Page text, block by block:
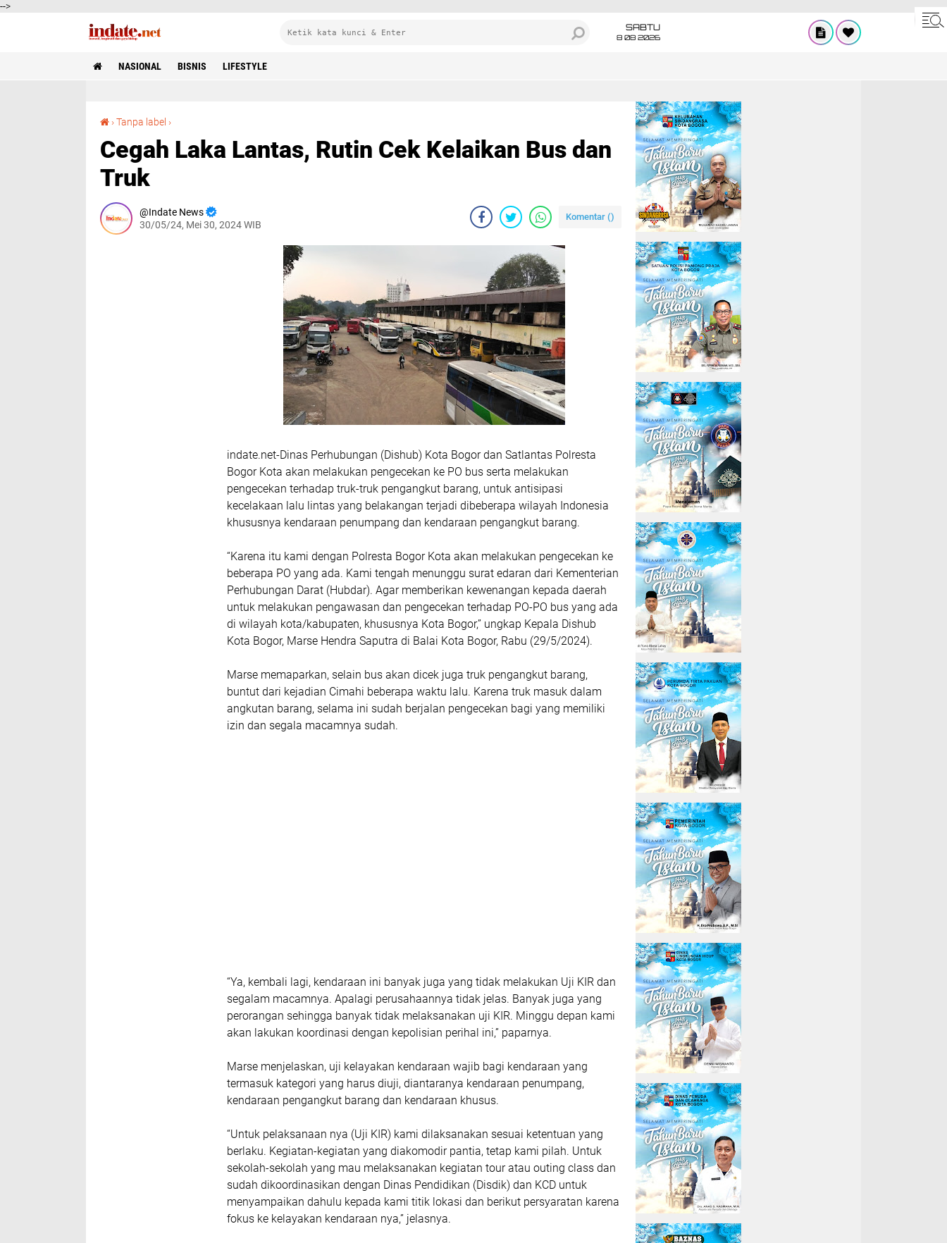
-->
SABTU
8 08 2026
NASIONAL BISNIS LIFESTYLE
›Tanpa label ›
Cegah Laka Lantas, Rutin Cek Kelaikan Bus dan
Truk
Indate News
30/05/24, Mei 30, 2024 WIB
Komentar ()
indate.net-Dinas Perhubungan (Dishub) Kota Bogor dan Satlantas Polresta
Bogor Kota akan melakukan pengecekan ke PO bus serta melakukan
pengecekan terhadap truk-truk pengangkut ba­rang, untuk antisipasi
kecelakaan lalu lintas yang belakangan terjadi dibeberapa wilayah Indonesia
khususnya kendaraan penumpang dan kendaraan pengangkut barang.
“Karena itu kami dengan Polresta Bogor Kota akan melakukan penge­­cekan ke
beberapa PO yang ada. Kami tengah menunggu surat edaran dari Kementerian
Perhubungan Darat (Hubdar). Agar memberikan kewenangan kepada daerah
untuk melakukan pengawasan dan pe­­ngecekan terhadap PO-PO bus yang ada
di wilayah kota/kabupaten, khususnya Kota Bogor,” ungkap Kepala Dishub
Kota Bogor, Marse Hendra Saputra di Balai Kota Bogor, Rabu (29/5/2024).
Marse memaparkan, selain bus akan dicek juga truk pengangkut barang,
buntut dari kejadian Cimahi beberapa waktu lalu. Karena truk masuk dalam
angkutan barang, selama ini sudah berjalan pengecekan bagi yang memiliki
izin dan segala macamnya sudah.
“Ya, kembali lagi, kendaraan ini banyak juga yang tidak melakukan Uji KIR dan
segalam macamnya. Apalagi perusahaannya tidak jelas. Banyak juga yang
perorangan sehingga ba­nyak tidak melaksanakan uji KIR. Minggu depan kami
akan lakukan koordinasi dengan kepolisian perihal ini,” paparnya.
Marse menjelaskan, uji kelayakan kendaraan wajib bagi kendaraan yang
termasuk kategori yang harus diuji, diantaranya kendaraan penumpang,
kendaraan pengangkut barang dan kendaraan khusus.
“Untuk pelaksanaan nya (Uji KIR) kami dilaksanakan sesuai keten­­tuan yang
berlaku. Kegiatan-kegia­tan yang diakomodir pantia, tetap kami pilah. Untuk
sekolah-sekolah yang mau melaksanakan kegiatan tour atau outing class dan
sudah dikoordinasikan dengan Dinas Pendidikan (Disdik) dan KCD untuk
menyampaikan dahulu kepada kami titik lokasi dan berikut persyaratan karena
fokus ke kelayakan kendaraan nya,” jelasnya.